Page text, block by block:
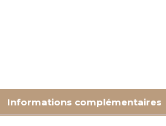
Informations complémentaires